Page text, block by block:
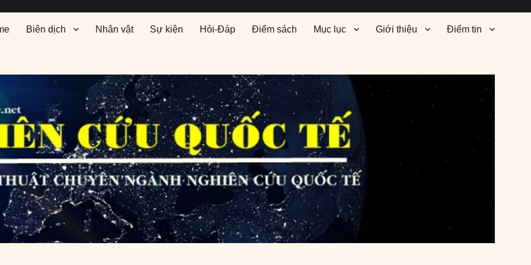
Biên dịch Nhân vật Sự kiện Hỏi-Đáp Điểm sách Mục lục Giới thiệu Điểm tin